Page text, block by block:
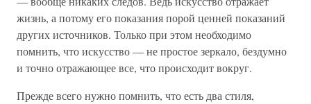
жизнь, а потому его показания порой ценней показаний
других источников. Только при этом необходимо
помнить, что искусство — не простое зеркало, бездумно
и точно отражающее все, что происходит вокруг.
Прежде всего нужно помнить, что есть два стиля,